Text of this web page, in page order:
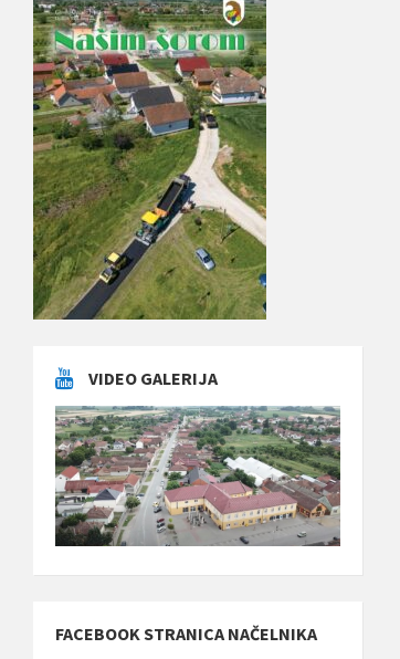
VIDEO GALERIJA
FACEBOOK STRANICA NAČELNIKA